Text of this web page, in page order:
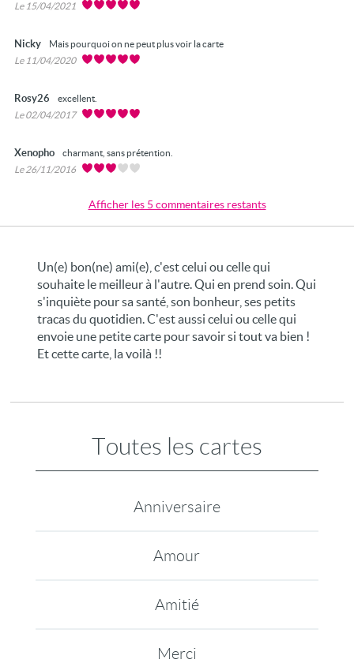
Le 15/04/2021
Nicky
Mais pourquoi on ne peut plus voir la carte
Le 11/04/2020
Rosy26
excellent.
Le 02/04/2017
Xenopho
charmant, sans prétention.
Le 26/11/2016
Afficher les 5 commentaires restants
Un(e) bon(ne) ami(e), c'est celui ou celle qui
souhaite le meilleur à l'autre. Qui en prend soin. Qui
s'inquiète pour sa santé, son bonheur, ses petits
tracas du quotidien. C'est aussi celui ou celle qui
envoie une petite carte pour savoir si tout va bien !
Et cette carte, la voilà !!
Toutes les cartes
Anniversaire
Amour
Amitié
Merci